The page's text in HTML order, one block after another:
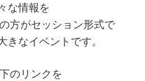
な情報を
方がセッション形式で
きなイベントです。
のリンクを